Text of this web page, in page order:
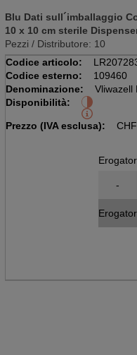
Blu Dati sull´imballaggio
10 x 10 cm sterile
Pezzi / Distributore: 10
Codice articolo:
Codice esterno:
109460
Denominazione:
Vliwazell
Disponibilità:
Prezzo (IVA esclusa): CHF
-